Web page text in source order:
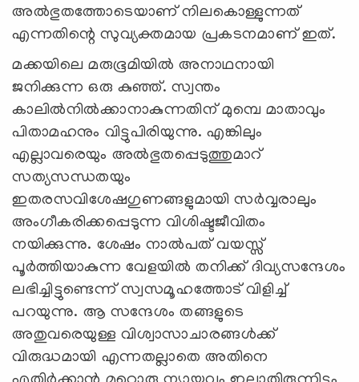
അല്‍ഭുതത്തോടെയാണ് നിലകൊള്ളുന്നത്
എന്നതിന്റെ സുവ്യക്തമായ പ്രകടനമാണ് ഇത്.
മക്കയിലെ മരുഭൂമിയില്‍ അനാഥനായി
ജനിക്കുന്ന ഒരു കുഞ്ഞ്. സ്വന്തം
കാലില്‍നില്‍ക്കാനാകുന്നതിന് മുമ്പെ മാതാവും
പിതാമഹനും വിട്ടുപിരിയുന്നു. എങ്കിലും
എല്ലാവരെയും അല്‍ഭുതപ്പെടുത്തുമാറ്
സത്യസന്ധതയും
ഇതരസവിശേഷഗുണങ്ങളുമായി സര്‍വ്വരാലും
അംഗീകരിക്കപ്പെടുന്ന വിശിഷ്ടജീവിതം
നയിക്കുന്നു. ശേഷം നാല്‍പത് വയസ്സ്
പൂര്‍ത്തിയാകുന്ന വേളയില്‍ തനിക്ക് ദിവ്യസന്ദേശം
ലഭിച്ചിട്ടുണ്ടെന്ന് സ്വസമൂഹത്തോട് വിളിച്ച്
പറയുന്നു. ആ സന്ദേശം തങ്ങളുടെ
അതുവരെയുള്ള വിശ്വാസാചാരങ്ങള്‍ക്ക്
വിരുദ്ധമായി എന്നതല്ലാതെ അതിനെ